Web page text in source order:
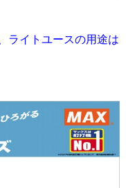
ライトユースの用途は